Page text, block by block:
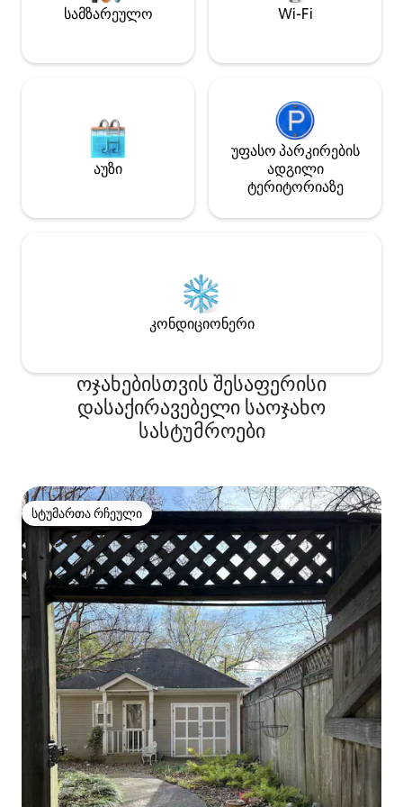
მემფისს და განიტვირთეთ ჩვენს
მომხიბვლელ კოტეჯში! მოთხოვნის
სრული ზომის მეორე საწოლი.
გამონაკლისები
შეიცვალა 2026
შეტანილი
სამზარეულო Wi-Fi
აუზი
უფასო პარკირების
ადგილი
ტერიტორიაზე
კონდიციონერი
ოჯახებისთვის შესაფერისი
დასაქირავებელი საოჯახო
სასტუმროები
სტუმართა რჩეული
სტუმართა რჩეული